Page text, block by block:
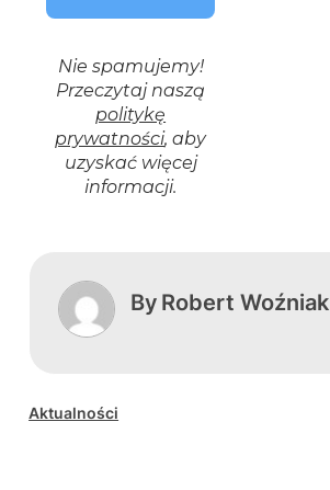
Nie spamujemy!
Przeczytaj naszą
politykę
prywatności, aby
uzyskać więcej
informacji.
By Robert Woźniak
Aktualności